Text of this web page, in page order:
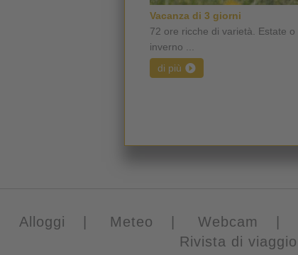
Vacanza di 3 giorni
72 ore ricche di varietà. Estate o
inverno ...
di più
Alloggi Meteo Webcam
Rivista di viaggio